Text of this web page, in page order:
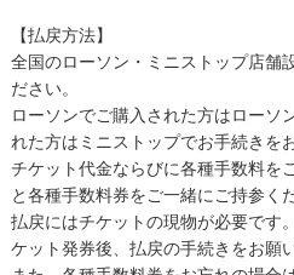
【払戻方法】
全国のローソン・ミニストップ店舗
ださい。
ローソンでご購入された方はローソ
れた方はミニストップでお手続きを
チケット代金ならびに各種手数料を
と各種手数料券をご一緒にご持参く
払戻にはチケットの現物が必要です
ケット発券後、払戻の手続きをお願